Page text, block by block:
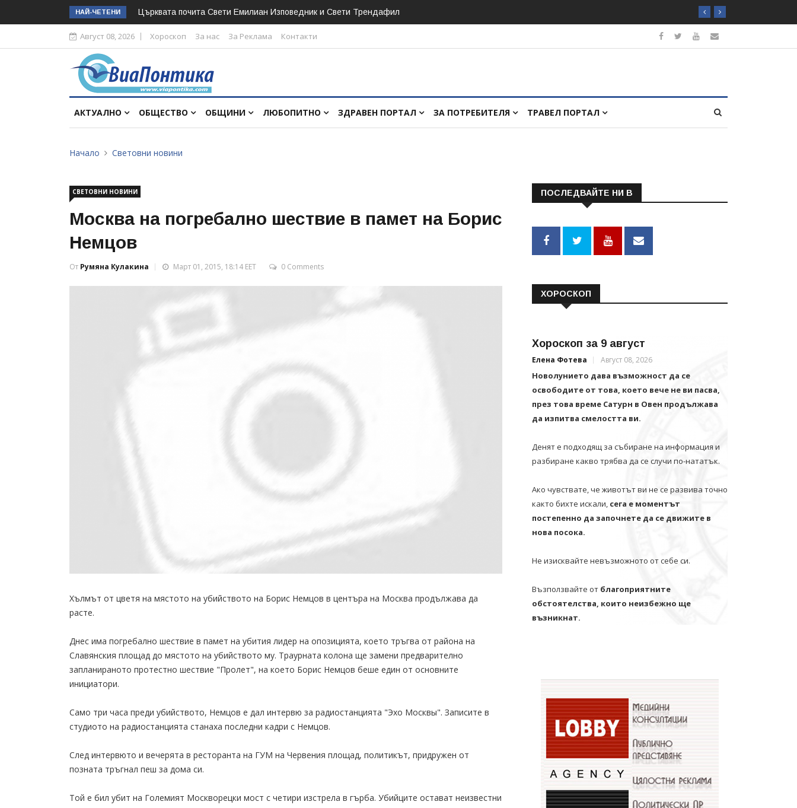
НАЙ-ЧЕТЕНИ Църквата почита Свeти Емилиан Изповедник и Свети Трендафил
Август 08, 2026 Хороскоп За нас За Реклама Контакти
АКТУАЛНО ОБЩЕСТВО ОБЩИНИ ЛЮБОПИТНО ЗДРАВЕН ПОРТАЛ ЗА ПОТРЕБИТЕЛЯ ТРАВЕЛ ПОРТАЛ
Начало Световни новини
СВЕТОВНИ НОВИНИ
Москва на погребално шествие в памет на Борис
Немцов
От Румяна Кулакина Март 01, 2015, 18:14 EET 0 Comments
Хълмът от цветя на мястото на убийството на Борис Немцов в центъра на Москва продължава да
расте.
Днес има погребално шествие в памет на убития лидер на опозицията, което тръгва от района на
Славянския площад до мястото на убийството му. Траурната колона ще замени предварително
запланираното протестно шествие "Пролет", на което Борис Немцов беше един от основните
инициатори.
Само три часа преди убийството, Немцов е дал интервю за радиостанцията "Эхо Москвы". Записите в
студиото на радиостанцията станаха последни кадри с Немцов.
След интервюто и вечерята в ресторанта на ГУМ на Червения площад, политикът, придружен от
позната тръгнал пеш за дома си.
Той е бил убит на Големият Москворецки мост с четири изстрела в гърба. Убийците остават неизвестни
ПОСЛЕДВАЙТЕ НИ В
ХОРОСКОП
Хороскоп за 9 август
Елена Фотева Август 08, 2026
Новолунието дава възможност да се
освободите от това, което вече не ви пасва,
през това време Сатурн в Овен продължава
да изпитва смелостта ви.
Денят е подходящ за събиране на информация и
разбиране какво трябва да се случи по-нататък.
Ако чувствате, че животът ви не се развива точно
както бихте искали, сега е моментът
постепенно да започнете да се движите в
нова посока.
Не изисквайте невъзможното от себе си.
Възползвайте от благоприятните
обстоятелства, които неизбежно ще
възникнат.